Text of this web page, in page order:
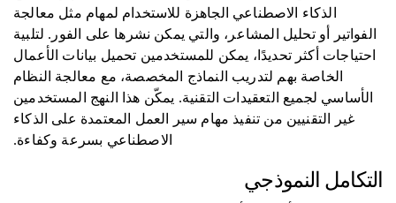
الذكاء الاصطناعي الجاهزة للاستخدام لمهام مثل معالجة
الفواتير أو تحليل المشاعر، والتي يمكن نشرها على الفور. لتلبية
احتياجات أكثر تحديدًا، يمكن للمستخدمين تحميل بيانات الأعمال
الخاصة بهم لتدريب النماذج المخصصة، مع معالجة النظام
الأساسي لجميع التعقيدات التقنية. يمكّن هذا النهج المستخدمين
غير التقنيين من تنفيذ مهام سير العمل المعتمدة على الذكاء
الاصطناعي بسرعة وكفاءة.
التكامل النموذجي